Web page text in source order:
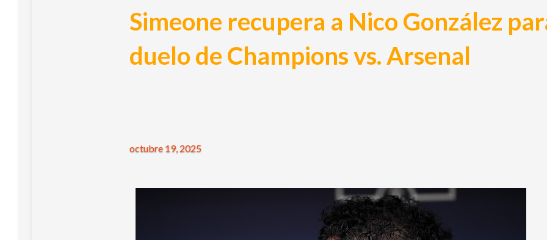
Simeone recupera a Nico González
duelo de Champions vs. Arsenal
octubre 19, 2025